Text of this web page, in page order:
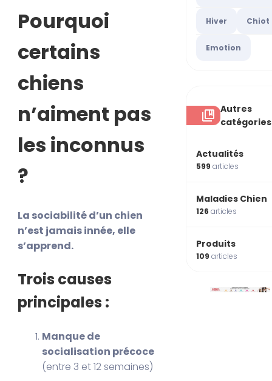
Pourquoi
certains
chiens
n’aiment pas
les inconnus
?
La sociabilité d’un chien
n’est jamais innée, elle
s’apprend.
Trois causes
principales :
Manque de
socialisation précoce
(entre 3 et 12 semaines)
Hiver Chiot
Emotion
Autres
catégories
Actualités
599articles
Maladies Chien
126articles
Produits
109articles